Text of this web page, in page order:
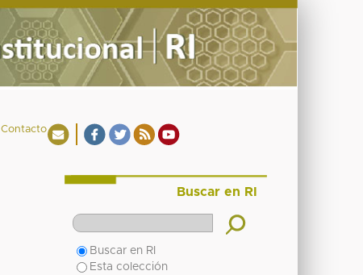
Contacto
Buscar en RI
Buscar en RI
Esta colección